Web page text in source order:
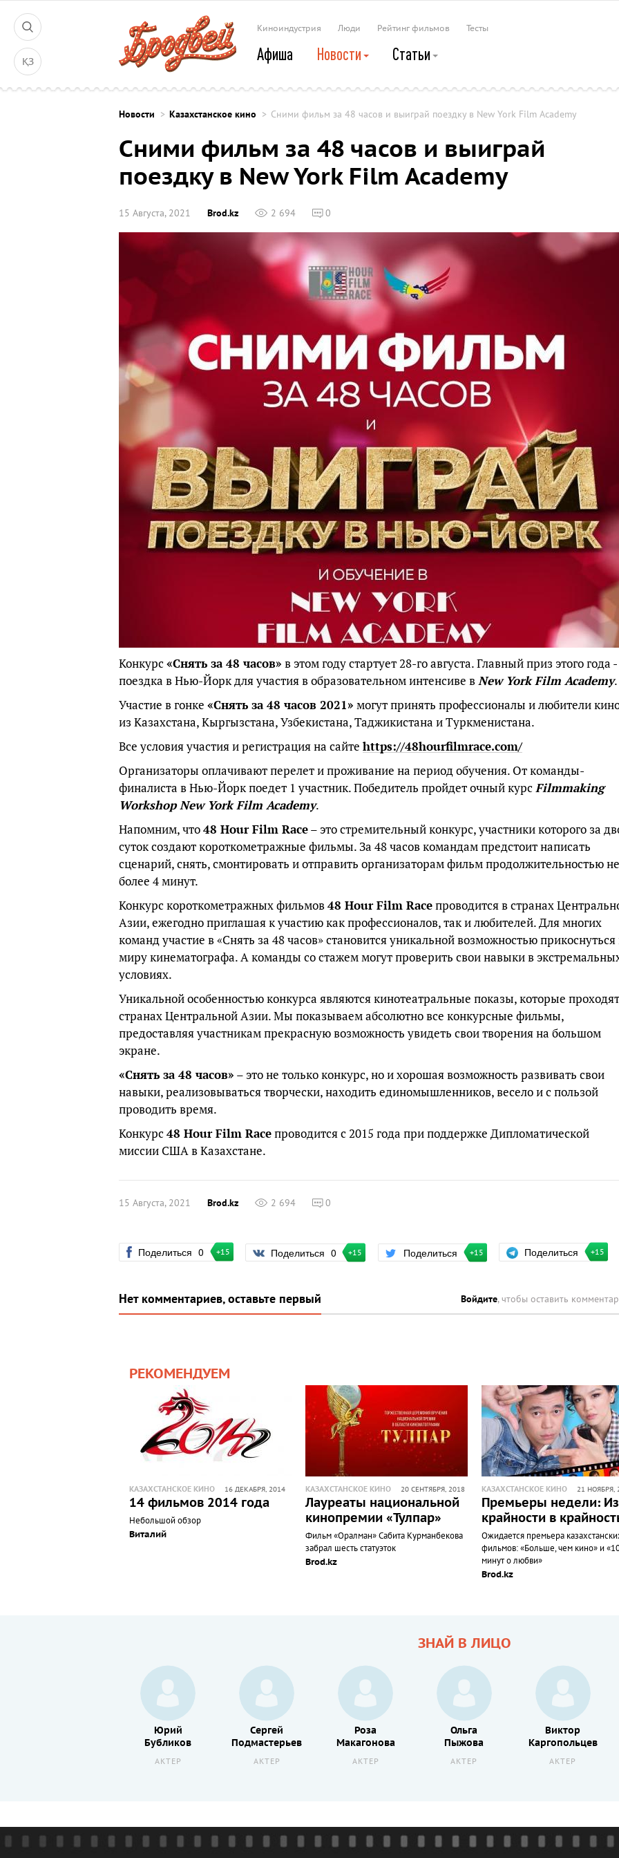
ҚЗ
Киноиндустрия Люди Рейтинг фильмов Тесты
Афиша Новости Статьи
Новости Казахстанское кино Сними фильм за 48 часов и выиграй поездку в New York Film Academy
Сними фильм за 48 часов и выиграй
поездку в New York Film Academy
15 Августа, 2021 Brod.kz 2 694 0
Конкурс«Снять за 48 часов» в этом году стартует 28-го августа. Главный приз этого года -
поездка в Нью-Йорк для участия в образовательном интенсиве вNew York Film Academy.
Участие в гонке «Снять за 48 часов 2021» могут принять профессионалы и любители
из Казахстана, Кыргызстана, Узбекистана, Таджикистана и Туркменистана.
Все условия участия и регистрация на сайте https://48hourfilmrace.com/
Организаторы оплачивают перелет и проживание на период обучения. От команды-
финалиста в Нью-Йорк поедет 1 участник. Победитель пройдет очный курсFilmmaking
Workshop New York Film Academy.
Напомним, что48 Hour Film Race– это стремительный конкурс, участники которого за
суток создают короткометражные фильмы. За 48 часов командам предстоит написать
сценарий, снять, смонтировать и отправить организаторам фильм продолжительностью не
более 4 минут.
Конкурс короткометражных фильмов48 Hour Film Raceпроводится в странах
Азии, ежегодно приглашая к участию как профессионалов, так и любителей. Для многих
команд участие в «Снять за 48 часов» становится уникальной возможностью прикоснуться
миру кинематографа. А команды со стажем могут проверить свои навыки в
условиях.
Уникальной особенностью конкурса являются кинотеатральные показы, которые
странах Центральной Азии. Мы показываем абсолютно все конкурсные фильмы,
предоставляя участникам прекрасную возможность увидеть свои творения на большом
экране.
«Снять за 48 часов» – это не только конкурс, но и хорошая возможность развивать свои
навыки, реализовываться творчески, находить единомышленников, весело и с пользой
проводить время.
Конкурс48 Hour Film Raceпроводится с 2015 года при поддержке Дипломатической
миссии США в Казахстане.
15 Августа, 2021 Brod.kz 2 694 0
Поделиться 0 +15 Поделиться 0 +15 Поделиться +15 Поделиться +15
Нет комментариев, оставьте первый Войдите, чтобы оставить
РЕКОМЕНДУЕМ
КАЗАХСТАНСКОЕ КИНО 16 ДЕКАБРЯ, 2014
14 фильмов 2014 года
Небольшой обзор
Виталий
КАЗАХСТАНСКОЕ КИНО 20 СЕНТЯБРЯ, 2018
Лауреаты национальной
кинопремии «Тулпар»
Фильм «Оралман» Сабита Курманбекова
забрал шесть статуэток
Brod.kz
КАЗАХСТАНСКОЕ КИНО 21 НОЯБРЯ,
Премьеры недели: Из
крайности в
Ожидается премьера
фильмов: «Больше, чем кино» и
минут о любви»
Brod.kz
ЗНАЙ В ЛИЦО
Юрий
Бубликов
АКТЕР
Сергей
Подмастерьев
АКТЕР
Роза
Макагонова
АКТЕР
Ольга
Пыжова
АКТЕР
Виктор
Каргопольцев
АКТЕР